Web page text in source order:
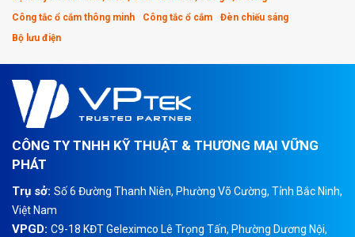
Công tắc ổ cắm thông minh
Công tắc ổ cắm
Đèn chiếu sáng
Bộ lưu điện
CÔNG TY TNHH KỸ THUẬT & THƯƠNG MẠI VỮNG
PHÁT
Trụ sở: Số 6 Đường Thanh Niên, Phường Võ Cường, Tỉnh Bắc Ninh,
Việt Nam
VPGD: C9-18 KĐT Geleximco Lê Trọng Tấn, Phường Dương Nội,